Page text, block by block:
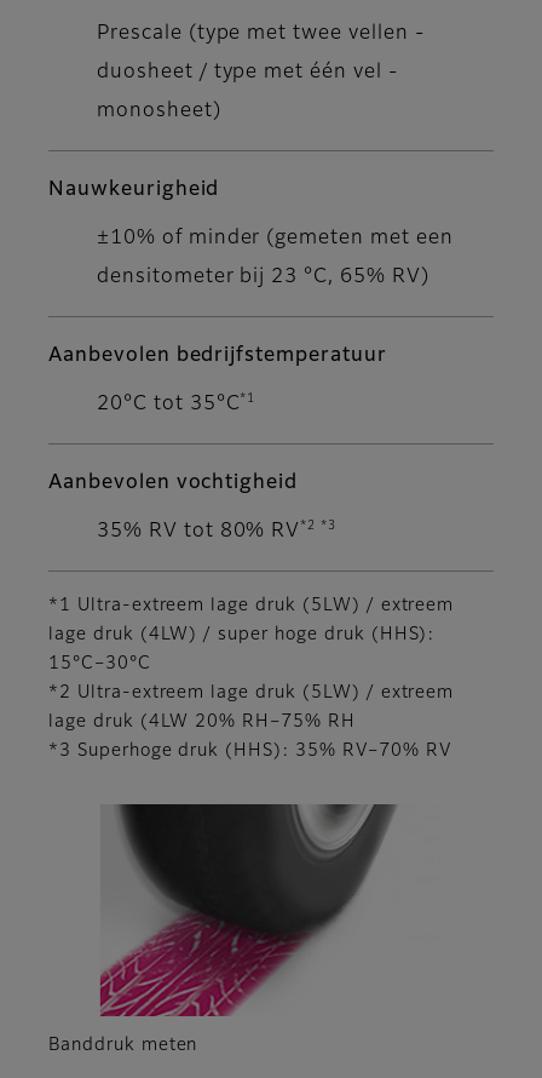
Prescale (type met twee vellen -
duosheet / type met één vel -
monosheet)
Nauwkeurigheid
±10% of minder (gemeten met een
densitometer bij 23 °C, 65% RV)
Aanbevolen bedrijfstemperatuur
20°C tot 35°C*1
Aanbevolen vochtigheid
35% RV tot 80% RV *2 *3
*1 Ultra-extreem lage druk (5LW) / extreem
lage druk (4LW) / super hoge druk (HHS):
15°C–30°C
*2 Ultra-extreem lage druk (5LW) / extreem
lage druk (4LW 20% RH–75% RH
*3 Superhoge druk (HHS): 35% RV–70% RV
Banddruk meten